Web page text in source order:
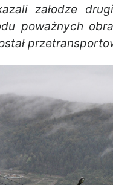
załodze
poważnych